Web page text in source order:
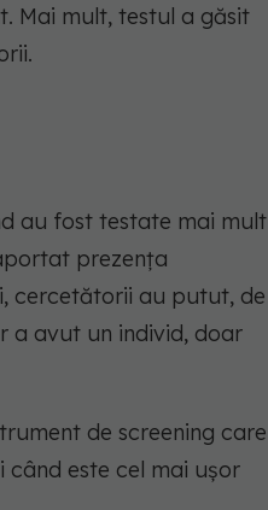
Mai mult, testul a găsit
au fost testate mai mult
prezența
cercetătorii au putut, de
a avut un individ, doar
de screening care
este cel mai ușor